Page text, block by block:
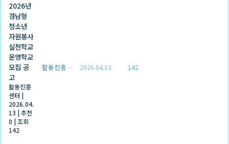
2026년
경남형
청소년
자원봉사
실천학교
운영학교
모집 공
고
활동진흥
센터 |
2026.04.
13 |추천
0 |조회
142
활동진흥센터 2026.04.13 142